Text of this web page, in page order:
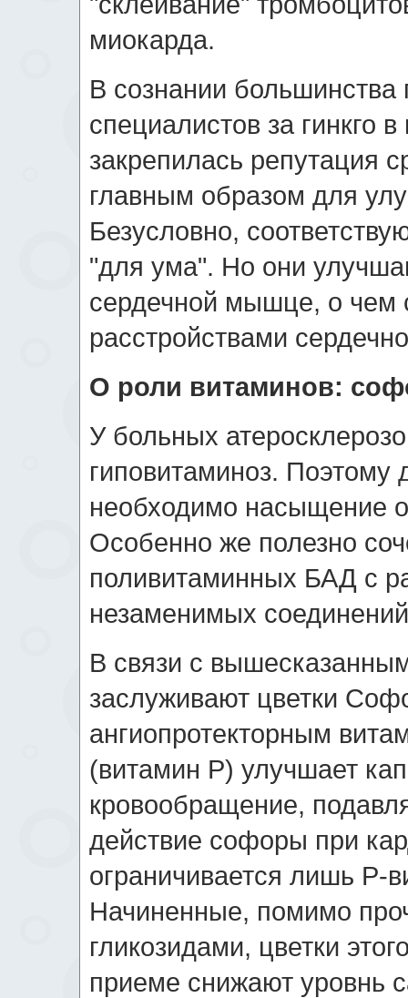
миокарда.
В сознании большинства
специалистов за гинкго
закрепилась репутация
главным образом для
Безусловно,
"для ума". Но они
сердечной мышце, о чем
расстройствами
О роли витаминов:
У больных
гиповитаминоз. Поэтому
необходимо насыщение
Особенно же полезно
поливитаминных БАД с
незаменимых
В связи с
заслуживают цветки
ангиопротекторным
(витамин P) улучшает
кровообращение,
действие софоры при
ограничивается лишь
Начиненные, помимо
гликозидами, цветки
приеме снижают уровнь